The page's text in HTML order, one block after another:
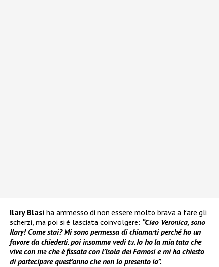
Ilary Blasi ha ammesso di non essere molto brava a fare gli
scherzi, ma poi si è lasciata coinvolgere: “Ciao Veronica, sono
Ilary! Come stai? Mi sono permessa di chiamarti perché ho un
favore da chiederti, poi insomma vedi tu. Io ho la mia tata che
vive con me che è fissata con l’Isola dei Famosi e mi ha chiesto
di partecipare quest’anno che non lo presento io”.